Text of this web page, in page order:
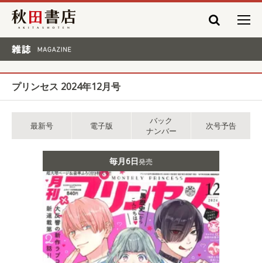
秋田書店
プリンセス 2024年12月号
最新号 電子版
バック
ナンバー
次号予告
毎月6日発売